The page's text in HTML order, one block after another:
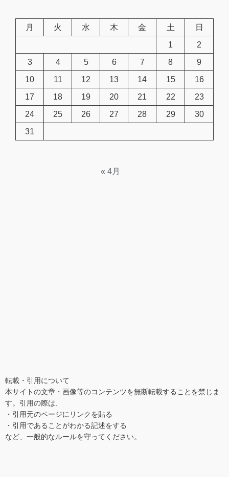
月 火 水 木 金 土
日
1
2
3
4 5 6 7 8
9
10
11 12 13 14 15
16
17
18 19 20 21 22
23
24
25 26 27 28 29
30
31
« 4月
転載・引用について
本サイトの文章・画像等のコンテンツを無断転載することを禁じま
す。引用の際は、
・引用元のページにリンクを貼る
・引用であることがわかる記述をする
など、一般的なルールを守ってください。